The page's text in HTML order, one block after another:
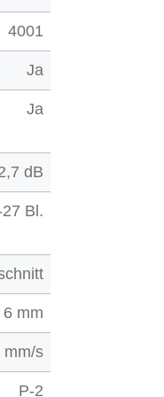
4001
Ja
Ja
dB
Bl.
6 mm
mm/s
P-2